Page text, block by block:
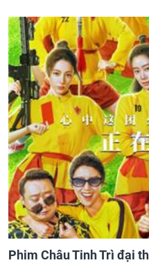
Phim Châu Tinh Trì đại